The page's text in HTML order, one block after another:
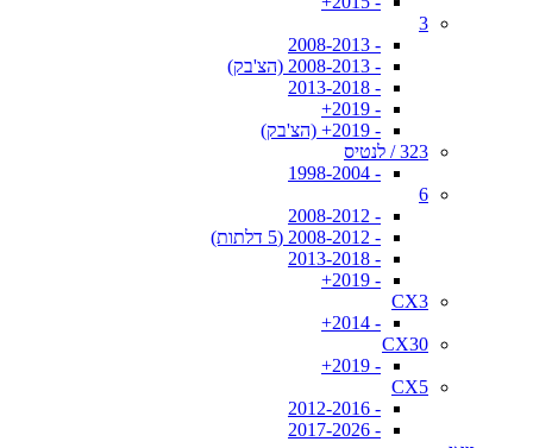
3
- 2008-2013
- 2008-2013 (הצ'בק)
- 2013-2018
- 2019+
- 2019+ (הצ'בק)
323 / לנטיס
- 1998-2004
6
- 2008-2012
- 2008-2012 (5 דלתות)
- 2013-2018
- 2019+
CX3
- 2014+
CX30
- 2019+
CX5
- 2012-2016
- 2017-2026